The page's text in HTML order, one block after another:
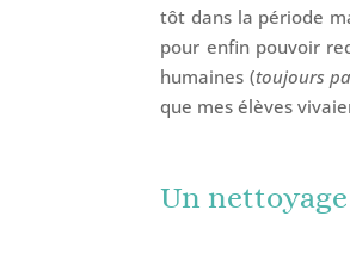
tôt dans la période
pour enfin pouvoir
humaines (toujours
que mes élèves
Un